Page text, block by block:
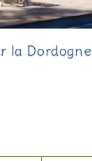
la Dordogne